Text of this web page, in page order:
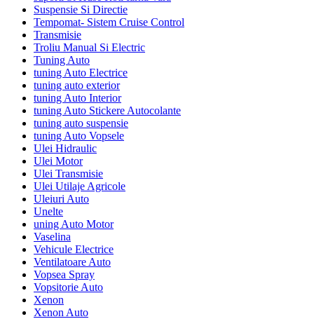
Suspensie Si Directie
Tempomat- Sistem Cruise Control
Transmisie
Troliu Manual Si Electric
Tuning Auto
tuning Auto Electrice
tuning auto exterior
tuning Auto Interior
tuning Auto Stickere Autocolante
tuning auto suspensie
tuning Auto Vopsele
Ulei Hidraulic
Ulei Motor
Ulei Transmisie
Ulei Utilaje Agricole
Uleiuri Auto
Unelte
uning Auto Motor
Vaselina
Vehicule Electrice
Ventilatoare Auto
Vopsea Spray
Vopsitorie Auto
Xenon
Xenon Auto